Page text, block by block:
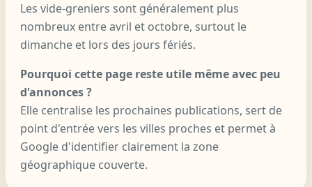
Les vide-greniers sont généralement plus
nombreux entre avril et octobre, surtout le
dimanche et lors des jours fériés.
Pourquoi cette page reste utile même avec peu
d'annonces ?
Elle centralise les prochaines publications, sert de
point d'entrée vers les villes proches et permet à
Google d'identifier clairement la zone
géographique couverte.